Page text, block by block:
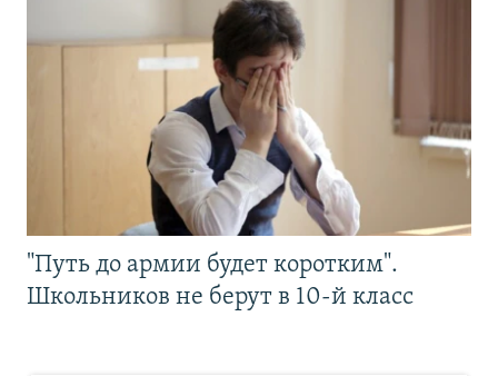
"Путь до армии будет коротким".
Школьников не берут в 10-й класс